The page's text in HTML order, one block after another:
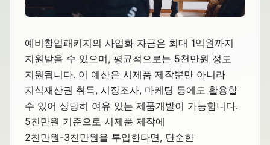
예비창업패키지의 사업화 자금은 최대 1억원까지
지원받을 수 있으며, 평균적으로는 5천만원 정도
지원됩니다. 이 예산은 시제품 제작뿐만 아니라
지식재산권 취득, 시장조사, 마케팅 등에도 활용할
수 있어 상당히 여유 있는 제품개발이 가능합니다.
5천만원 기준으로 시제품 제작에
2천만원-3천만원을 투입한다면, 단순한